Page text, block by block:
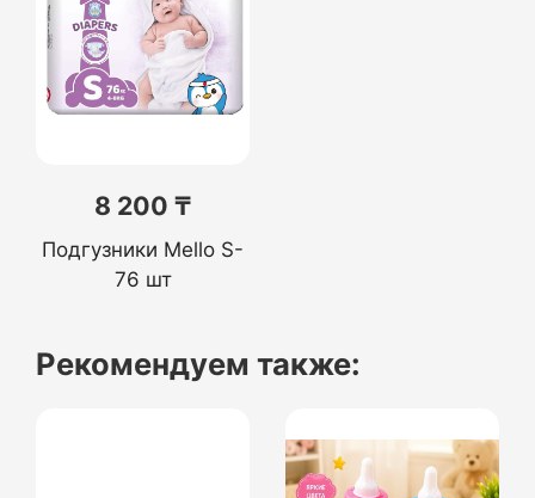
8 200 ₸
Подгузники Mello S-
76 шт
Рекомендуем также: